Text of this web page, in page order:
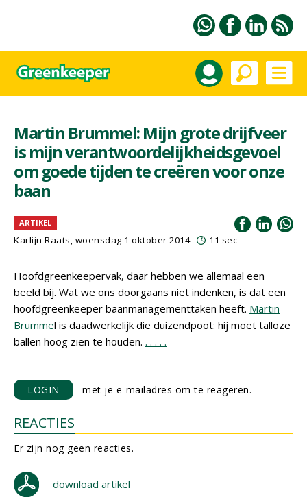
Martin Brummel: Mijn grote drijfveer
is mijn verantwoordelijkheidsgevoel
om goede tijden te creëren voor onze
baan
ARTIKEL
Karlijn Raats, woensdag 1 oktober 2014 11 sec
Hoofdgreenkeepervak, daar hebben we allemaal een
beeld bij. Wat we ons doorgaans niet indenken, is dat een
hoofdgreenkeeper baanmanagementtaken heeft. Martin
Brummel is daadwerkelijk die duizendpoot: hij moet talloze
ballen hoog zien te houden. . . . . .
LOGIN met je e-mailadres om te reageren.
REACTIES
Er zijn nog geen reacties.
download artikel